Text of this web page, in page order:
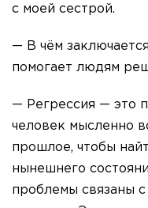
с моей сестрой.
— В чём
помогает людям
— Регрессия — это
человек мысленно
прошлое, чтобы
нынешнего
проблемы связаны